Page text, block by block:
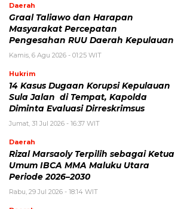
Daerah
Graal Taliawo dan Harapan
Masyarakat Percepatan
Pengesahan RUU Daerah Kepulauan
Kamis, 6 Agu 2026 - 01:25 WIT
Hukrim
14 Kasus Dugaan Korupsi Kepulauan
Sula Jalan di Tempat, Kapolda
Diminta Evaluasi Dirreskrimsus
Jumat, 31 Jul 2026 - 16:37 WIT
Daerah
Rizal Marsaoly Terpilih sebagai Ketua
Umum IBCA MMA Maluku Utara
Periode 2026–2030
Rabu, 29 Jul 2026 - 18:14 WIT